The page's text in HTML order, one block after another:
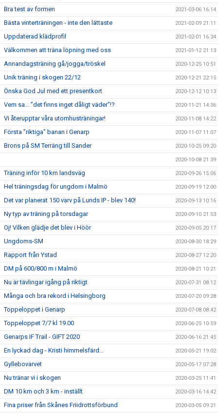
Bra test av formen 2021-03-06 16:14
Bästa vinterträningen - inte den lättaste 2021-02-09 21:11
Uppdaterad klädprofil 2021-02-01 16:34
Välkommen att träna löpning med oss 2021-01-12 21:13
Annandagsträning gå/jogga/tröskel 2020-12-25 10:51
Unik träning i skogen 22/12 2020-12-21 22:15
Önska God Jul med ett presentkort 2020-12-12 10:13
Vem sa... ”det finns inget dåligt väder”!? 2020-11-21 14:36
Vi återupptar våra utomhusträningar! 2020-11-08 14:22
Första ”riktiga” banan i Genarp 2020-11-07 11:07
Brons på SM Terräng till Sander 2020-10-25 09:20
2020-10-08 21:39
Träning inför 10 km landsväg 2020-09-26 15:06
Hel träningsdag för ungdom i Malmö 2020-09-19 12:00
Det var planerat 150 varv på Lunds IP - blev 140! 2020-09-13 10:16
Ny typ av träning på torsdagar 2020-09-10 21:53
Oj! Vilken glädje det blev i Höör 2020-09-05 20:17
Ungdoms-SM 2020-08-30 18:29
Rapport från Ystad 2020-08-27 12:20
DM på 600/800 m i Malmö 2020-08-21 10:21
Nu är tävlingar igång på riktigt 2020-07-31 08:12
Många och bra rekord i Helsingborg 2020-07-20 09:28
Toppeloppet i Genarp 2020-07-08 08:42
Toppeloppet 7/7 kl 19.00 2020-06-25 10:59
Genarps IF Trail - GIFT 2020 2020-06-16 21:45
En lyckad dag - Kristi himmelsfärd... 2020-05-21 19:02
Gyllebovarvet 2020-05-17 07:28
Nu tränar vi i skogen 2020-03-25 11:41
DM 10 km och 3 km - inställt 2020-03-16 14:42
Fina priser från Skånes Friidrottsförbund 2020-03-05 09:21